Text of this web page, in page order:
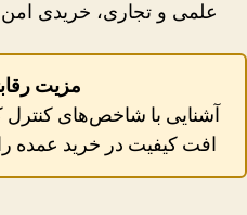
علمی و تجاری، خریدی امن
مزیت
آشنایی با شاخص‌های
افت کیفیت در خرید عمده